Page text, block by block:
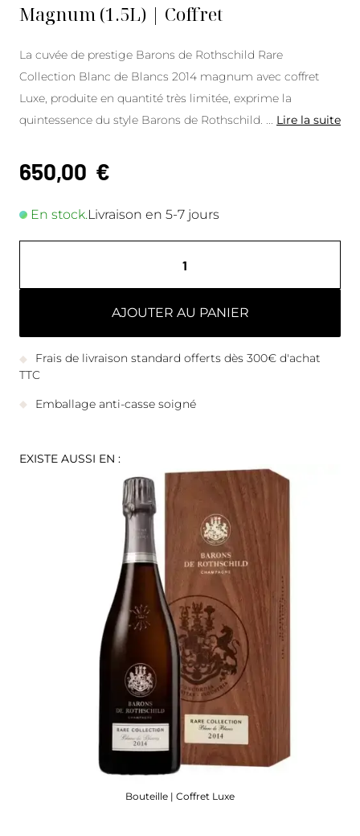
Magnum (1.5L) | Coffret
La cuvée de prestige Barons de Rothschild Rare
Collection Blanc de Blancs 2014 magnum avec coffret
Luxe, produite en quantité très limitée, exprime la
quintessence du style Barons de Rothschild.
Lire la suite
650,00 €
En stock.Livraison en 5-7 jours
AJOUTER AU PANIER
Frais de livraison standard offerts dès 300€ d'achat
TTC
Emballage anti-casse soigné
EXISTE AUSSI EN :
Bouteille | Coffret Luxe